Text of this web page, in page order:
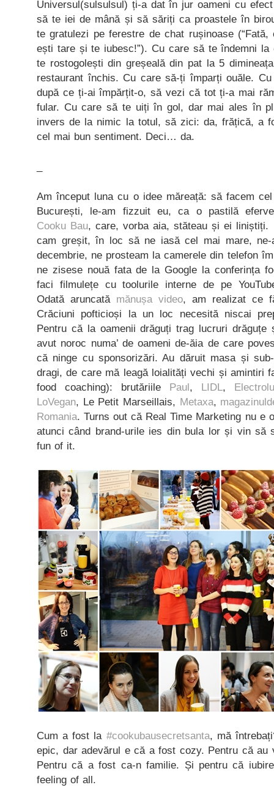
Universul(sulsulsul) ți-a dat în jur oameni cu
să te iei de mână și să săriți ca proastele în
te gratulezi pe ferestre de chat rușinoase
ești tare și te iubesc!”). Cu care să te îndemni
te rostogolești din greșeală din pat la 5
restaurant închis. Cu care să-ți împarți ouăle.
după ce ți-ai împărțit-o, să vezi că tot ți-a mai
fular. Cu care să te uiți în gol, dar mai ales în
invers de la nimic la totul, să zici: da, frățică, a
cel mai bun sentiment. Deci… da.
Am început luna cu o idee măreață: să facem
București, le-am fizzuit eu, ca o pastilă
Cooku Bau, care, vorba aia, stăteau și ei
cam greșit, în loc să ne iasă cel mai mare,
decembrie, ne prosteam la camerele din telefon
ne zisese nouă fata de la Google la conferința
faci filmulețe cu toolurile interne de pe
Odată aruncată mănușa video, am realizat ce
Crăciuni pofticioși la un loc necesită niscai
Pentru că la oamenii drăguți trag lucruri
avut noroc numa’ de oameni de-ăia de care
că ninge cu sponsorizări. Au dăruit masa și
dragi, de care mă leagă loialități vechi și amintiri
food coaching): brutăriile Paul, LIDL,
LoVegan, Le Petit Marseillais, Metaxa,
Romania. Turns out că Real Time Marketing nu e
atunci când brand-urile ies din bula lor și vin să
fun of it.
Cum a fost la #cookubausecretsanta, mă
epic, dar adevărul e că a fost cozy. Pentru că au
Pentru că a fost ca-n familie. Și pentru că
feeling of all.